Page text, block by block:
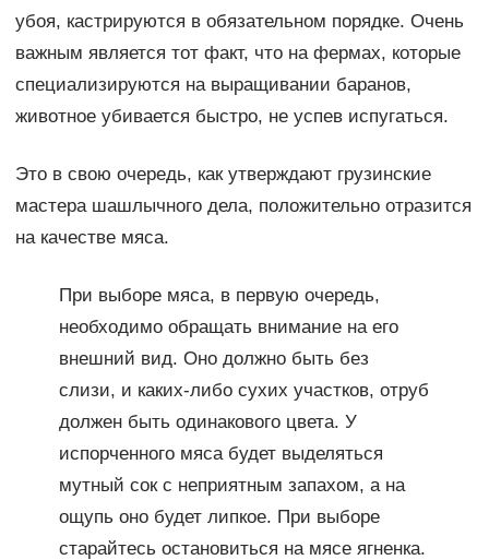
убоя, кастрируются в обязательном порядке. Очень
важным является тот факт, что на фермах, которые
специализируются на выращивании баранов,
животное убивается быстро, не успев испугаться.
Это в свою очередь, как утверждают грузинские
мастера шашлычного дела, положительно отразится
на качестве мяса.
При выборе мяса, в первую очередь,
необходимо обращать внимание на его
внешний вид. Оно должно быть без
слизи, и каких-либо сухих участков, отруб
должен быть одинакового цвета. У
испорченного мяса будет выделяться
мутный сок с неприятным запахом, а на
ощупь оно будет липкое. При выборе
старайтесь остановиться на мясе ягненка.